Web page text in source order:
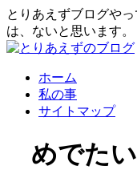
とりあえずブログや
は、ないと思います。
ホーム
私の事
サイトマップ
めでたい